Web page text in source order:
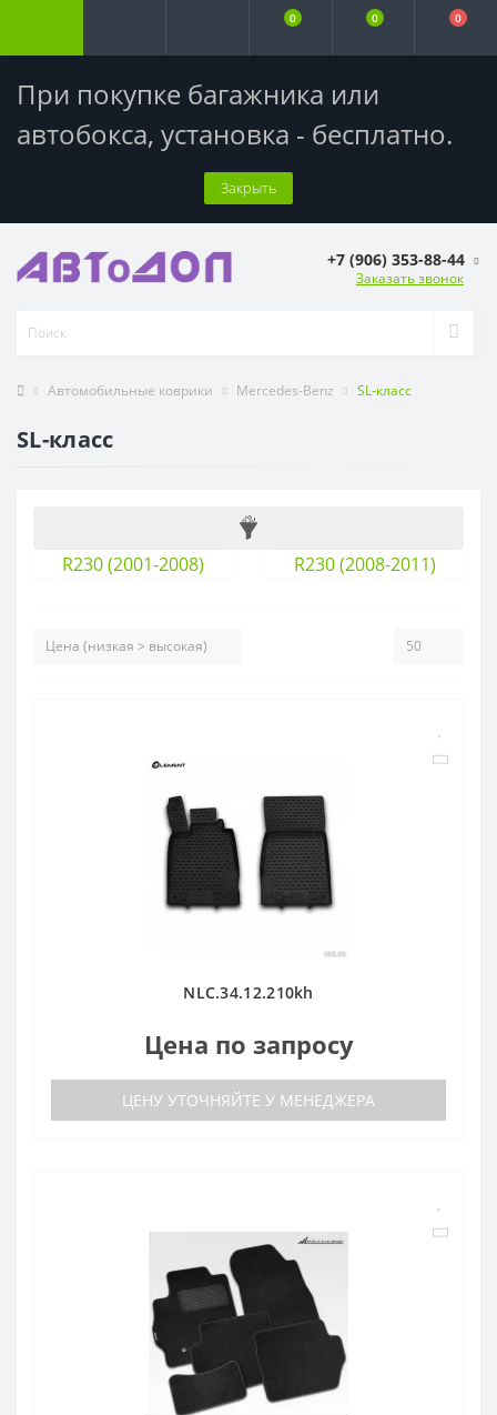
При покупке багажника или
автобокса, установка - бесплатно.
Закрыть
0 0 0
+7 (906) 353-88-44
Заказать звонок
Автомобильные коврики Mercedes-Benz SL-класс
SL-класс
R230 (2001-2008) R230 (2008-2011)
NLC.34.12.210kh
Цена по запросу
ЦЕНУ УТОЧНЯЙТЕ У МЕНЕДЖЕРА